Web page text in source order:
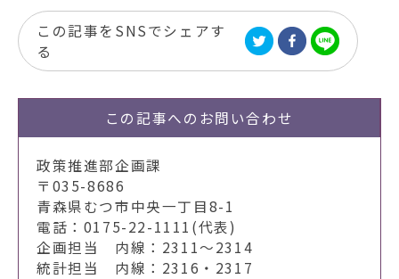
この記事をSNSでシェアす
る
この記事への お問い合わせ
政策推進部企画課
〒035-8686
青森県むつ市中央一丁目8-1
電話：0175-22-1111(代表)
企画担当 内線：2311～2314
統計担当 内線：2316・2317